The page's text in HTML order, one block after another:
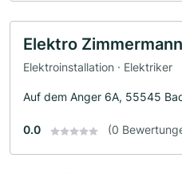
Elektro Zimmermann
Elektroinstallation · Elektriker
Auf dem Anger 6A, 55545
0.0 (0